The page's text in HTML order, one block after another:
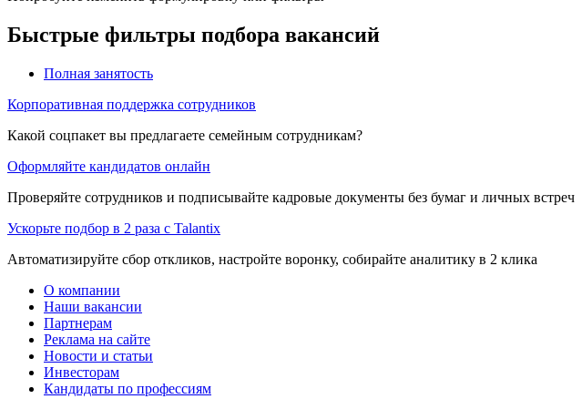
Быстрые фильтры подбора вакансий
Полная занятость
Корпоративная поддержка сотрудников
Какой соцпакет вы предлагаете семейным сотрудникам?
Оформляйте кандидатов онлайн
Проверяйте сотрудников и подписывайте кадровые документы без бумаг и личных встреч
Ускорьте подбор в 2 раза с Talantix
Автоматизируйте сбор откликов, настройте воронку, собирайте аналитику в 2 клика
О компании
Наши вакансии
Партнерам
Реклама на сайте
Новости и статьи
Инвесторам
Кандидаты по профессиям